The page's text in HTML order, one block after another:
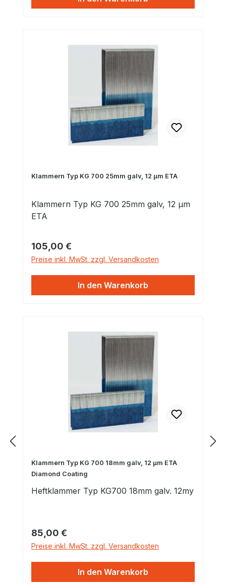
Klammern Typ KG 700 25mm galv, 12 µm ETA
Klammern Typ KG 700 25mm galv, 12 µm
ETA
Regulärer Preis:
105,00 €
Preise inkl. MwSt. zzgl. Versandkosten
In den Warenkorb
Klammern Typ KG 700 18mm galv, 12 µm ETA
Diamond Coating
Heftklammer Typ KG700 18mm galv. 12my
Regulärer Preis:
85,00 €
Preise inkl. MwSt. zzgl. Versandkosten
In den Warenkorb